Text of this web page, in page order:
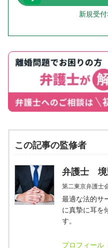
新規受
この記事の監修者
弁護士 境
第二東京弁護士
最適な法的サ
に真摯に耳を
す。